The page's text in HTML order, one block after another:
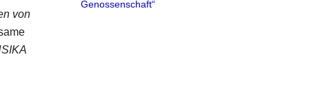
von
Genossenschaft“